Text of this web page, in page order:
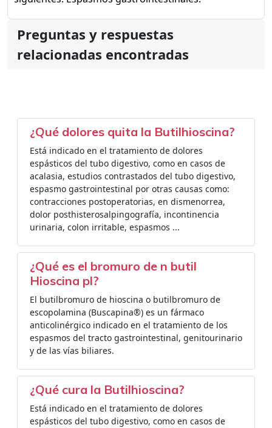
Preguntas y respuestas
relacionadas encontradas
¿Qué dolores quita la Butilhioscina?
Está indicado en el tratamiento de dolores
espásticos del tubo digestivo, como en casos de
acalasia, estudios contrastados del tubo digestivo,
espasmo gastrointestinal por otras causas como:
contracciones postoperatorias, en dismenorrea,
dolor posthisterosalpingografía, incontinencia
urinaria, colon irritable, espasmos ...
¿Qué es el bromuro de n butil
Hioscina pl?
El butilbromuro de hioscina o butilbromuro de
escopolamina (Buscapina®) es un fármaco
anticolinérgico indicado en el tratamiento de los
espasmos del tracto gastrointestinal, genitourinario
y de las vías biliares.
¿Qué cura la Butilhioscina?
Está indicado en el tratamiento de dolores
espásticos del tubo digestivo, como en casos de